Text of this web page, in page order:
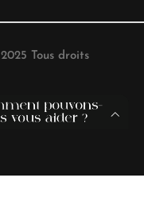
2025 Tous droits